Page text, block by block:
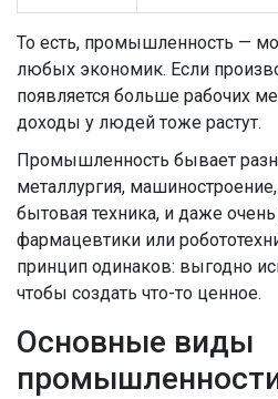
То есть, промышленность —
любых экономик. Если
появляется больше рабочих
доходы у людей тоже растут.
Промышленность бывает
металлургия,
бытовая техника, и даже
фармацевтики или
принцип одинаков: выгодно
чтобы создать что-то ценное.
Основные виды